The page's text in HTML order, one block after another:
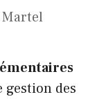
Martel
des